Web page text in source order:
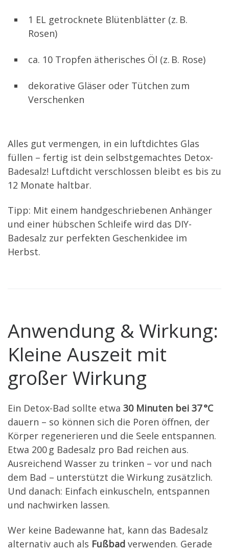
1 EL getrocknete Blütenblätter (z. B.
Rosen)
ca. 10 Tropfen ätherisches Öl (z. B. Rose)
dekorative Gläser oder Tütchen zum
Verschenken
Alles gut vermengen, in ein luftdichtes Glas
füllen – fertig ist dein selbstgemachtes Detox-
Badesalz! Luftdicht verschlossen bleibt es bis zu
12 Monate haltbar.
Tipp: Mit einem handgeschriebenen Anhänger
und einer hübschen Schleife wird das DIY-
Badesalz zur perfekten Geschenkidee im
Herbst.
Anwendung & Wirkung:
Kleine Auszeit mit
großer Wirkung
Ein Detox-Bad sollte etwa 30 Minuten bei 37 °C
dauern – so können sich die Poren öffnen, der
Körper regenerieren und die Seele entspannen.
Etwa 200 g Badesalz pro Bad reichen aus.
Ausreichend Wasser zu trinken – vor und nach
dem Bad – unterstützt die Wirkung zusätzlich.
Und danach: Einfach einkuscheln, entspannen
und nachwirken lassen.
Wer keine Badewanne hat, kann das Badesalz
alternativ auch als Fußbad verwenden. Gerade